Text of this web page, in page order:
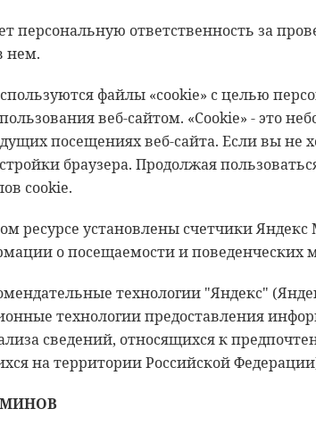
персональную ответственность за
нем.
файлы «cookie» с целью
веб-сайтом. «Cookie» - это
посещениях веб-сайта. Если вы не
браузера. Продолжая
cookie.
ресурсе установлены счетчики
о посещаемости и поведенческих
технологии "Яндекс"
технологии предоставления
сведений, относящихся к
на территории Российской